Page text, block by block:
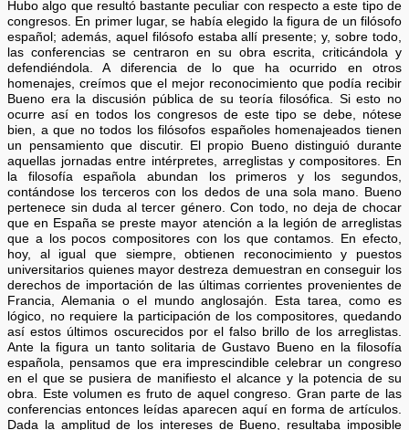
Hubo algo que resultó bastante peculiar con respecto a este tipo de
congresos. En primer lugar, se había elegido la figura de un filósofo
español; además, aquel filósofo estaba allí presente; y, sobre todo,
las conferencias se centraron en su obra escrita, criticándola y
defendiéndola. A diferencia de lo que ha ocurrido en otros
homenajes, creímos que el mejor reconocimiento que podía recibir
Bueno era la discusión pública de su teoría filosófica. Si esto no
ocurre así en todos los congresos de este tipo se debe, nótese
bien, a que no todos los filósofos españoles homenajeados tienen
un pensamiento que discutir. El propio Bueno distinguió durante
aquellas jornadas entre intérpretes, arreglistas y compositores. En
la filosofía española abundan los primeros y los segundos,
contándose los terceros con los dedos de una sola mano. Bueno
pertenece sin duda al tercer género. Con todo, no deja de chocar
que en España se preste mayor atención a la legión de arreglistas
que a los pocos compositores con los que contamos. En efecto,
hoy, al igual que siempre, obtienen reconocimiento y puestos
universitarios quienes mayor destreza demuestran en conseguir los
derechos de importación de las últimas corrientes provenientes de
Francia, Alemania o el mundo anglosajón. Esta tarea, como es
lógico, no requiere la participación de los compositores, quedando
así estos últimos oscurecidos por el falso brillo de los arreglistas.
Ante la figura un tanto solitaria de Gustavo Bueno en la filosofía
española, pensamos que era imprescindible celebrar un congreso
en el que se pusiera de manifiesto el alcance y la potencia de su
obra. Este volumen es fruto de aquel congreso. Gran parte de las
conferencias entonces leídas aparecen aquí en forma de artículos.
Dada la amplitud de los intereses de Bueno, resultaba imposible